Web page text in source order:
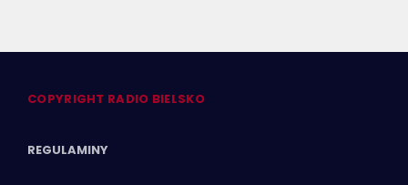
COPYRIGHT RADIO BIELSKO
REGULAMINY